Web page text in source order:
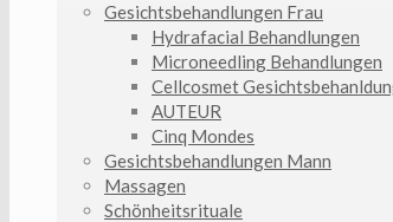
Gesichtsbehandlungen Frau
Hydrafacial Behandlungen
Microneedling Behandlungen
Cellcosmet
AUTEUR
Cinq Mondes
Gesichtsbehandlungen Mann
Massagen
Schönheitsrituale